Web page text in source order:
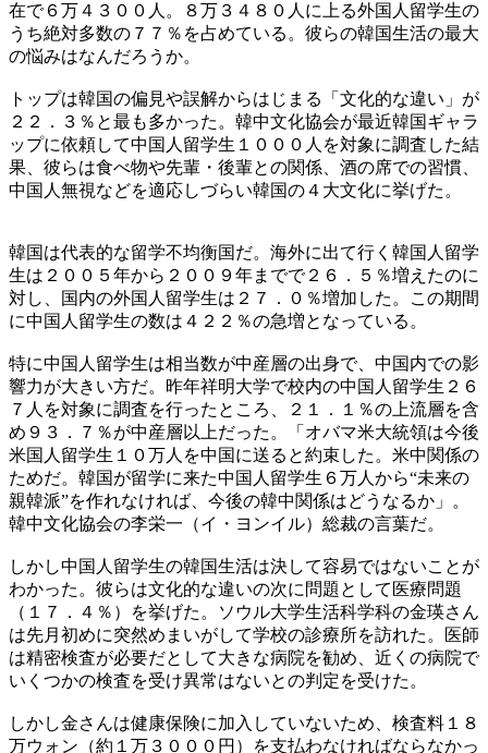
在で６万４３００人。８万３４８０人に上る外国人留学生の
うち絶対多数の７７％を占めている。彼らの韓国生活の最大
の悩みはなんだろうか。
トップは韓国の偏見や誤解からはじまる「文化的な違い」が
２２．３％と最も多かった。韓中文化協会が最近韓国ギャラ
ップに依頼して中国人留学生１０００人を対象に調査した結
果、彼らは食べ物や先輩・後輩との関係、酒の席での習慣、
中国人無視などを適応しづらい韓国の４大文化に挙げた。
韓国は代表的な留学不均衡国だ。海外に出て行く韓国人留学
生は２００５年から２００９年までで２６．５％増えたのに
対し、国内の外国人留学生は２７．０％増加した。この期間
に中国人留学生の数は４２２％の急増となっている。
特に中国人留学生は相当数が中産層の出身で、中国内での影
響力が大きい方だ。昨年祥明大学で校内の中国人留学生２６
７人を対象に調査を行ったところ、２１．１％の上流層を含
め９３．７％が中産層以上だった。「オバマ米大統領は今後
米国人留学生１０万人を中国に送ると約束した。米中関係の
ためだ。韓国が留学に来た中国人留学生６万人から“未来の
親韓派”を作れなければ、今後の韓中関係はどうなるか」。
韓中文化協会の李栄一（イ・ヨンイル）総裁の言葉だ。
しかし中国人留学生の韓国生活は決して容易ではないことが
わかった。彼らは文化的な違いの次に問題として医療問題
（１７．４％）を挙げた。ソウル大学生活科学科の金瑛さん
は先月初めに突然めまいがして学校の診療所を訪れた。医師
は精密検査が必要だとして大きな病院を勧め、近くの病院で
いくつかの検査を受け異常はないとの判定を受けた。
しかし金さんは健康保険に加入していないため、検査料１８
万ウォン（約１万３０００円）を支払わなければならなかっ